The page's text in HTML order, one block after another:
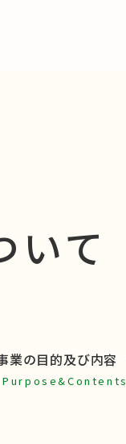
いて
業の目的及び内容
Purpose&Contents